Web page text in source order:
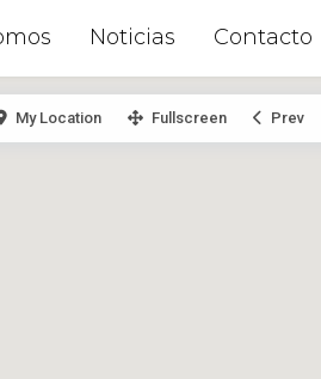
Noticias Contacto
My Location Fullscreen Prev